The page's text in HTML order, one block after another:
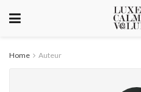
Home Auteur